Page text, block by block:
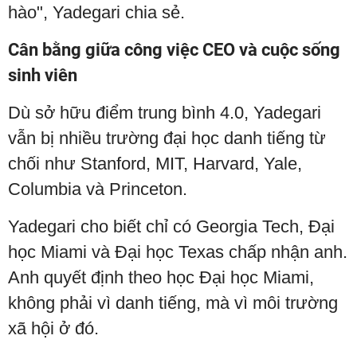
hào", Yadegari chia sẻ.
Cân bằng giữa công việc CEO và cuộc sống
sinh viên
Dù sở hữu điểm trung bình 4.0, Yadegari
vẫn bị nhiều trường đại học danh tiếng từ
chối như Stanford, MIT, Harvard, Yale,
Columbia và Princeton.
Yadegari cho biết chỉ có Georgia Tech, Đại
học Miami và Đại học Texas chấp nhận anh.
Anh quyết định theo học Đại học Miami,
không phải vì danh tiếng, mà vì môi trường
xã hội ở đó.